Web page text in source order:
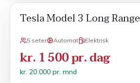
POPULÆR
Tesla Model 3 Long Range
5 seter Automat Elektrisk
kr. 1 500 pr. dag
kr. 20 000 pr. mnd